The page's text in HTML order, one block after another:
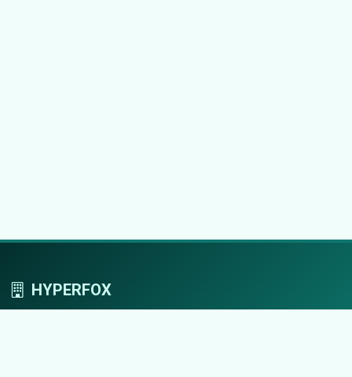
HYPERFOX